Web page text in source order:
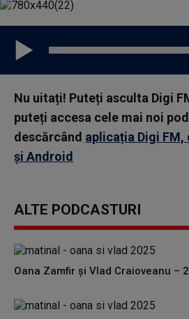
Nu uitați! Puteți asculta Digi
puteți accesa cele mai noi
descărcând aplicația Digi FM,
și Android
ALTE PODCASTURI
Oana Zamfir și Vlad Craioveanu –